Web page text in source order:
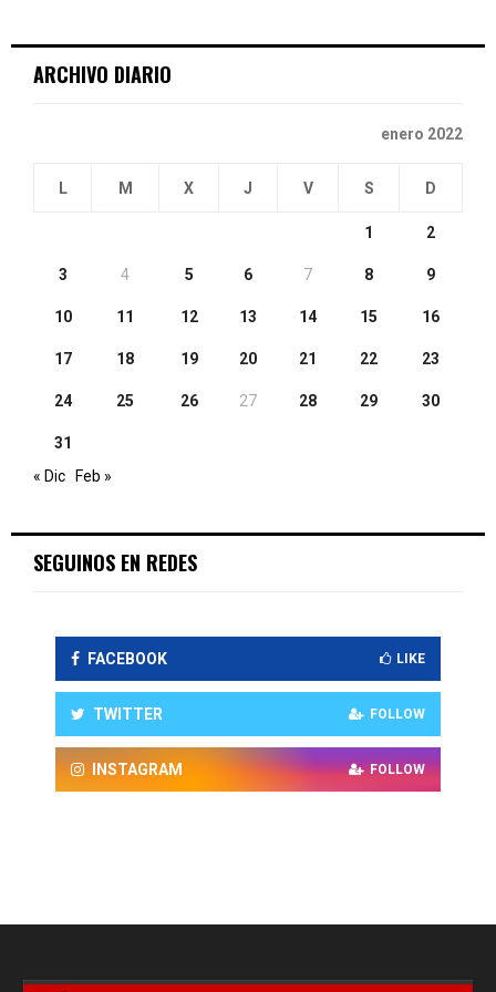
ARCHIVO DIARIO
enero 2022
L M X J V S D
1 2
3 4 5 6 7 8 9
10 11 12 13 14 15 16
17 18 19 20 21 22 23
24 25 26 27 28 29 30
31
« Dic
Feb »
SEGUINOS EN REDES
FACEBOOK LIKE
TWITTER FOLLOW
INSTAGRAM FOLLOW